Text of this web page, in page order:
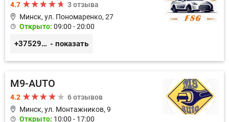
4.7
3 отзыва
Минск, ул. Пономаренко, 27
Открыто: 09:00 - 20:00
+375291882338 - показать
M9-AUTO
4.2
6 отзывов
Минск, ул. Монтажников, 9
Открыто: 10:00 - 17:00